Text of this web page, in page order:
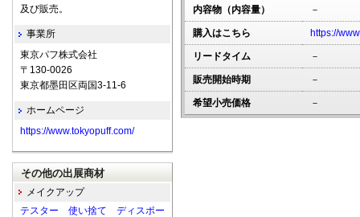
内容物（内容量） －
購入はこちら https://
リードタイム －
販売開始時期 －
希望小売価格 －
及び販売。
事業所
東京パフ株式会社
〒130-0026
東京都墨田区両国3-11-6
ホームページ
https://www.tokyopuff.com/
その他の出展商材
メイクアップ
テスター 使い捨て ディスポー